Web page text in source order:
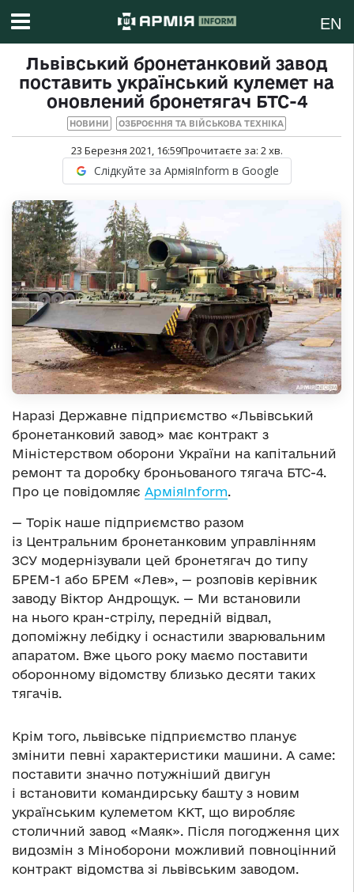
EN
Львівський бронетанковий завод
поставить український кулемет на
оновлений бронетягач БТС-4
НОВИНИ ОЗБРОЄННЯ ТА ВІЙСЬКОВА ТЕХНІКА
23 Березня 2021, 16:59Прочитаєте за: 2хв.
Слідкуйте за АрміяInform в Google
Наразі Державне підприємство «Львівський
бронетанковий завод» має контракт з
Міністерством оборони України на капітальний
ремонт та доробку броньованого тягача БТС-4.
Про це повідомляє АрміяInform.
— Торік наше підприємство разом
із Центральним бронетанковим управлінням
ЗСУ модернізували цей бронетягач до типу
БРЕМ-1 або БРЕМ «Лев», — розповів керівник
заводу Віктор Андрощук. — Ми встановили
на нього кран-стрілу, передній відвал,
допоміжну лебідку і оснастили зварювальним
апаратом. Вже цього року маємо поставити
оборонному відомству близько десяти таких
тягачів.
Крім того, львівське підприємство планує
змінити певні характеристики машини. А саме:
поставити значно потужніший двигун
і встановити командирську башту з новим
українським кулеметом ККТ, що виробляє
столичний завод «Маяк». Після погодження цих
видозмін з Міноборони можливий повноцінний
контракт відомства зі львівським заводом.